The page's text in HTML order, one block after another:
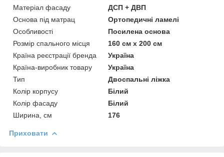
Матеріал фасаду
ДСП + ДВП
Основа під матрац
Ортопедичні ламелі
Особливості
Посилена основа
Розмір спального місця
160 см х 200 см
Країна реєстрації бренда
Україна
Країна-виробник товару
Україна
Тип
Двоспальні ліжка
Колір корпусу
Білий
Колір фасаду
Білий
Ширина, см
176
Приховати